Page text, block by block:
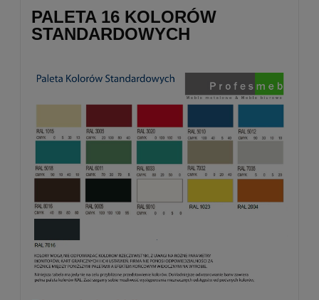
PALETA 16 KOLORÓW
STANDARDOWYCH